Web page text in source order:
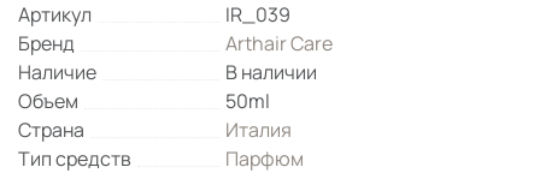
Артикул
IR_039
Бренд
Arthair Care
Наличие
В наличии
Объем
50ml
Страна
Италия
Тип средств
Парфюм